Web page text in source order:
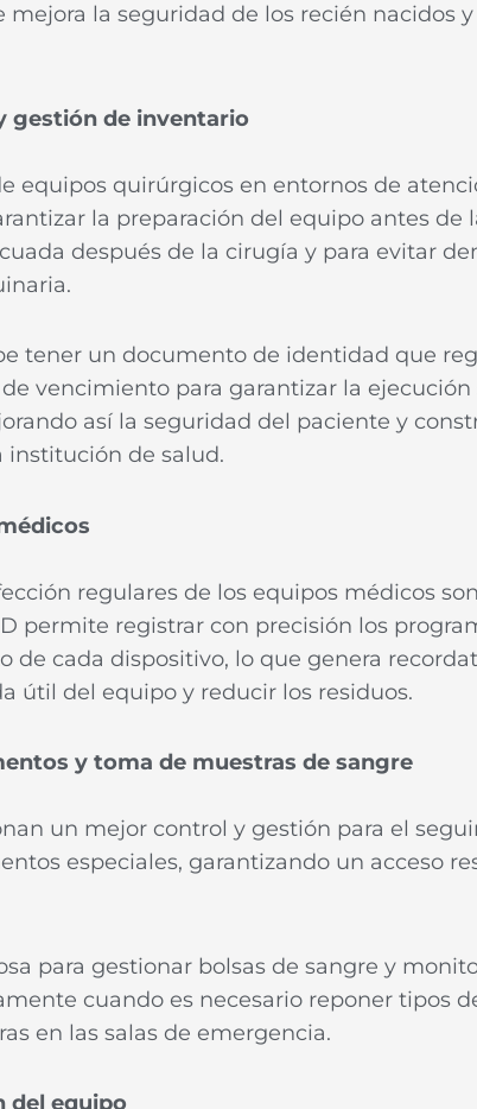
la seguridad de los recién nacidos y
gestión de inventario
equipos quirúrgicos en entornos de
la preparación del equipo antes de
después de la cirugía y para evitar
tener un documento de identidad que
vencimiento para garantizar la ejecución
así la seguridad del paciente y
institución de salud.
regulares de los equipos médicos son
permite registrar con precisión los
cada dispositivo, lo que genera
útil del equipo y reducir los residuos.
y toma de muestras de sangre
un mejor control y gestión para el
especiales, garantizando un acceso
para gestionar bolsas de sangre y
cuando es necesario reponer tipos
en las salas de emergencia.
del equipo